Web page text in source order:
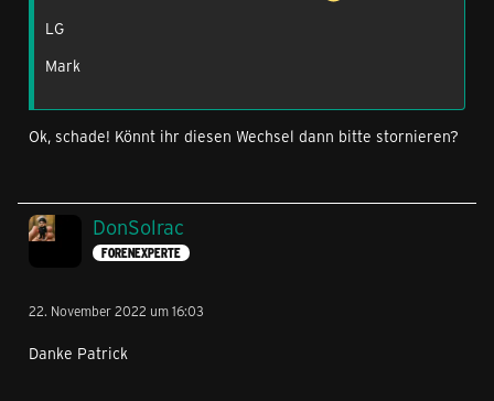
LG
Mark
Ok, schade! Könnt ihr diesen Wechsel dann bitte stornieren?
DonSolrac
FORENEXPERTE
22. November 2022 um 16:03
Danke Patrick